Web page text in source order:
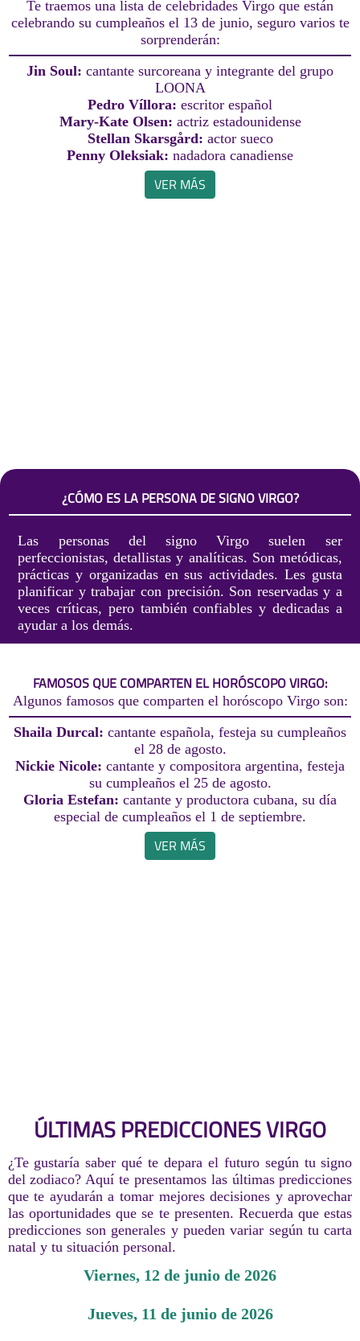
Te traemos una lista de celebridades Virgo que están
celebrando su cumpleaños el 13 de junio, seguro varios te
sorprenderán:
Jin Soul: cantante surcoreana y integrante del grupo
LOONA
Pedro Víllora: escritor español
Mary-Kate Olsen: actriz estadounidense
Stellan Skarsgård: actor sueco
Penny Oleksiak: nadadora canadiense
VER MÁS
¿CÓMO ES LA PERSONA DE SIGNO VIRGO?
Las personas del signo Virgo suelen ser
perfeccionistas, detallistas y analíticas. Son metódicas,
prácticas y organizadas en sus actividades. Les gusta
planificar y trabajar con precisión. Son reservadas y a
veces críticas, pero también confiables y dedicadas a
ayudar a los demás.
FAMOSOS QUE COMPARTEN EL HORÓSCOPO VIRGO:
Algunos famosos que comparten el horóscopo Virgo son:
Shaila Durcal: cantante española, festeja su cumpleaños
el 28 de agosto.
Nickie Nicole: cantante y compositora argentina, festeja
su cumpleaños el 25 de agosto.
Gloria Estefan: cantante y productora cubana, su día
especial de cumpleaños el 1 de septiembre.
VER MÁS
ÚLTIMAS PREDICCIONES VIRGO
¿Te gustaría saber qué te depara el futuro según tu signo
del zodiaco? Aquí te presentamos las últimas predicciones
que te ayudarán a tomar mejores decisiones y aprovechar
las oportunidades que se te presenten. Recuerda que estas
predicciones son generales y pueden variar según tu carta
natal y tu situación personal.
viernes, 12 de junio de 2026
jueves, 11 de junio de 2026